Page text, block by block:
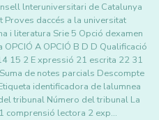
lnteruniversitari de Catalunya
Proves daccés a la universitat
i literatura Srie 5 Opció dexamen
A OPCIÓ B D D Qualificació
15 2 E xpressió 21 escrita 22 31
de notes parcials Descompte
identificadora de lalumnea
tribunal Número del tribunal La
comprensió lectora 2 exp…